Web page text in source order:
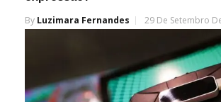
By Luzimara Fernandes 29 De Setembro